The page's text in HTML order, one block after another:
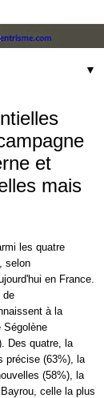
▼
et
mais
les quatre
selon
en France.
de
à la
Ségolène
Des quatre, la
précise (63%), la
(58%), la
, celle la plus